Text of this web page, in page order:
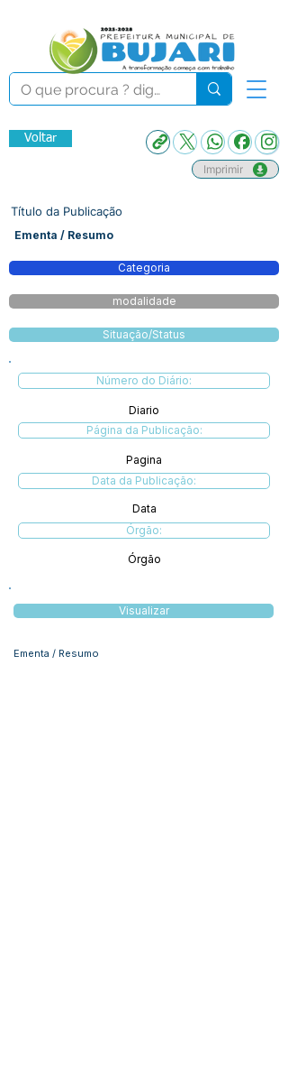
Voltar
Imprimir
Título da Publicação
Ementa / Resumo
Categoria
modalidade
Situação/Status
Número do Diário:
Diario
Página da Publicação:
Pagina
Data da Publicação:
Data
Órgão:
Órgão
Visualizar
Ementa / Resumo